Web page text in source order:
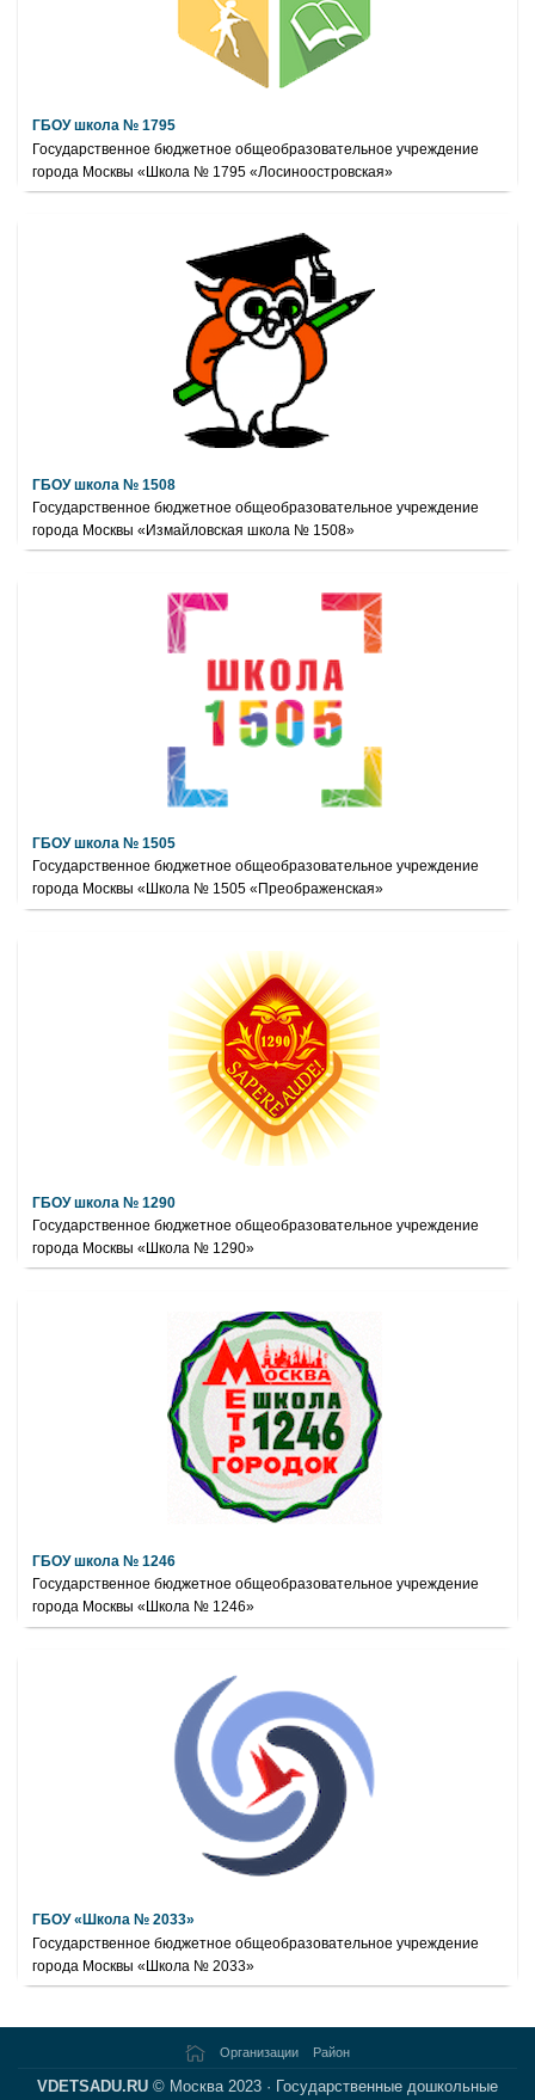
ГБОУ школа № 1795
Государственное бюджетное общеобразовательное учреждение
города Москвы «Школа № 1795 «Лосиноостровская»
ГБОУ школа № 1508
Государственное бюджетное общеобразовательное учреждение
города Москвы «Измайловская школа № 1508»
ГБОУ школа № 1505
Государственное бюджетное общеобразовательное учреждение
города Москвы «Школа № 1505 «Преображенская»
ГБОУ школа № 1290
Государственное бюджетное общеобразовательное учреждение
города Москвы «Школа № 1290»
ГБОУ школа № 1246
Государственное бюджетное общеобразовательное учреждение
города Москвы «Школа № 1246»
ГБОУ «Школа № 2033»
Государственное бюджетное общеобразовательное учреждение
города Москвы «Школа № 2033»
Организации Район
VDETSADU.RU © Москва 2023 · Государственные дошкольные